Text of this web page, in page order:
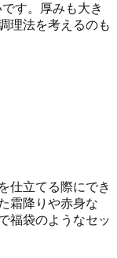
す。厚みも大き
理法を考えるのも
仕立てる際にでき
霜降りや赤身な
福袋のようなセッ